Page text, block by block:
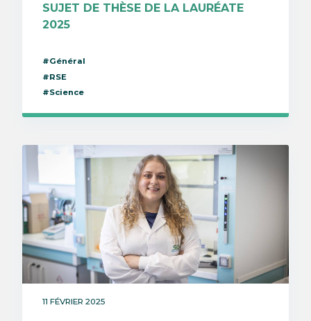
SUJET DE THÈSE DE LA LAURÉATE
2025
#Général
#RSE
#Science
11 FÉVRIER 2025